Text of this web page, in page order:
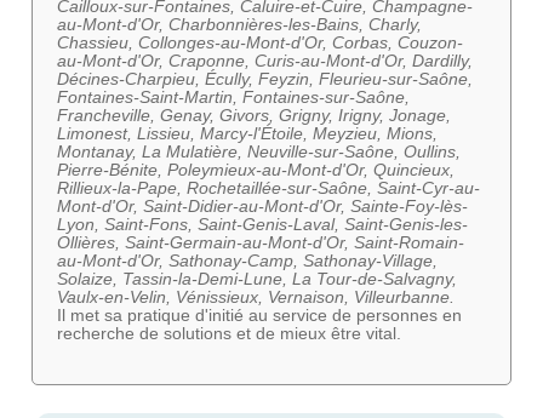
Cailloux-sur-Fontaines, Caluire-et-Cuire, Champagne-
au-Mont-d'Or, Charbonnières-les-Bains, Charly,
Chassieu, Collonges-au-Mont-d'Or, Corbas, Couzon-
au-Mont-d'Or, Craponne, Curis-au-Mont-d'Or, Dardilly,
Décines-Charpieu, Écully, Feyzin, Fleurieu-sur-Saône,
Fontaines-Saint-Martin, Fontaines-sur-Saône,
Francheville, Genay, Givors, Grigny, Irigny, Jonage,
Limonest, Lissieu, Marcy-l'Étoile, Meyzieu, Mions,
Montanay, La Mulatière, Neuville-sur-Saône, Oullins,
Pierre-Bénite, Poleymieux-au-Mont-d'Or, Quincieux,
Rillieux-la-Pape, Rochetaillée-sur-Saône, Saint-Cyr-au-
Mont-d'Or, Saint-Didier-au-Mont-d'Or, Sainte-Foy-lès-
Lyon, Saint-Fons, Saint-Genis-Laval, Saint-Genis-les-
Ollières, Saint-Germain-au-Mont-d'Or, Saint-Romain-
au-Mont-d'Or, Sathonay-Camp, Sathonay-Village,
Solaize, Tassin-la-Demi-Lune, La Tour-de-Salvagny,
Vaulx-en-Velin, Vénissieux, Vernaison, Villeurbanne.
Il met sa pratique d'initié au service de personnes en
recherche de solutions et de mieux être vital.